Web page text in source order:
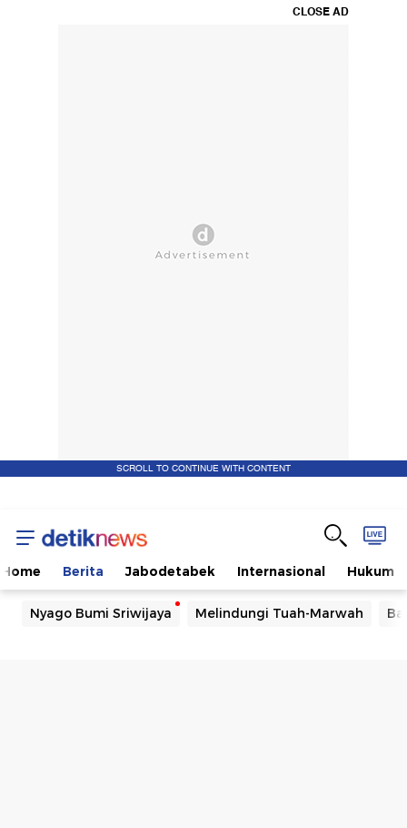
CLOSE AD
SCROLL TO CONTINUE WITH CONTENT
Home Berita Jabodetabek Internasional Hukum
Nyago Bumi Sriwijaya Melindungi Tuah-Marwah